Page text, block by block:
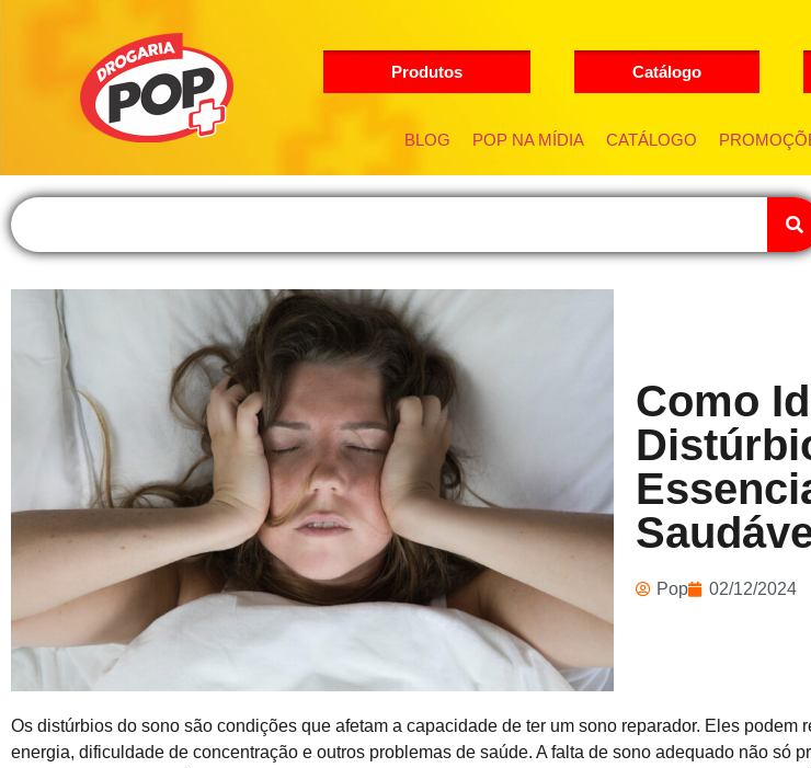
Produtos Catálogo
BLOG POP NA MÍDIA CATÁLOGO
Como
Pop 02/12/2024
Os distúrbios do sono são condições que afetam a capacidade de ter um sono reparador. Eles
energia, dificuldade de concentração e outros problemas de saúde. A falta de sono adequado não só